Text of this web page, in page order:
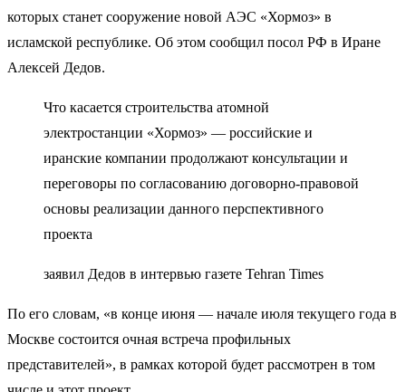
которых станет сооружение новой АЭС «Хормоз» в
исламской республике. Об этом сообщил посол РФ в Иране
Алексей Дедов.
Что касается строительства атомной
электростанции «Хормоз» — российские и
иранские компании продолжают консультации и
переговоры по согласованию договорно-правовой
основы реализации данного перспективного
проекта
заявил Дедов в интервью газете Tehran Times
По его словам, «в конце июня — начале июля текущего года в
Москве состоится очная встреча профильных
представителей», в рамках которой будет рассмотрен в том